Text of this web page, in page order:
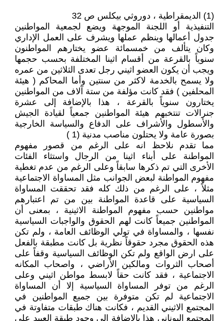
(1) الديمقراطية ، دوروثي بيكلس ص 32
التنفيذية أو اللجنة الموجهة ويضع لجمعية المواطنين
جدول أعمالها وينظم عملها ويشرف على العمل الإداري
وكان يتألف من خمسمائة عضو يختارهم المواطنون
سنوياً بالقرعة من أقسام اثينا المختلفة بحسب حجمها
ويجب أن يكون العضو اثيني رجل تعدى الثلاثين من عمره
ولا يسمح بالخدمة لاكثر من سنتين وأما المحاكم ( هيئة
المحلفين ) فقد كانت مؤلفة من ستة آلاف من المواطنين
يختارون سنوياً بالقرعة ، هذا بالإضافة إلى عشرة
جنرالات تنتخبهم هيئة المواطنين جمعياً لقيادة الجيش
والأسطول والأشراف على الدفاع والسياسة الخارجية
بصورة عامة ولا يحتلون مناصب مدنية (1 )
مما تقدم نلاحظ انه على الرغم من قصور مفهوم
المواطنة على أبناء اثينا من الرجال واستثاء الفئات
الأخرى التي تم ذكرها سابقاً وعلى الرغم من عدم تغطية
مفهوم المواطنة لبعض الجوانب مثل المساواة الاجتماعية
مثلاً ، على الرغم من ذلك كله فقد تحققت المساواة
السياسية على قاعدة المواطنة بين من تم اعتبارهم
مواطنين حسب مفهوم المواطنة الاثينية ، بمعنى أن
المواطنين جميعاً كانت لهم الحقوق والواجبات السياسية
نفسها ، والمساواة في تولي الوظائف العامة ، ولم تكن
هذه الحقوق مجرد حقوقاً نظرية بل كانت مطبقة بالفعل
على ارض الواقع ولم تكن الوظائف السياسية وقفاً على
أصحاب الثروات ومالكين الأراضي ، واصحاب المكانه
الاجتماعية ، فقد كانت حقاً لابسط مواطن اثيني وعلى
الرغم من توفر المساواة السياسية إلا أن المساواة
الاجتماعية لم تكن متوفرة بين جميع المواطنين في
المجتمع الاثيني القديم ، فكانت هناك طبقات متفاوتة في
المجتمع اليوناني هذا بالإضافة الى وجود طبقة العبيد على